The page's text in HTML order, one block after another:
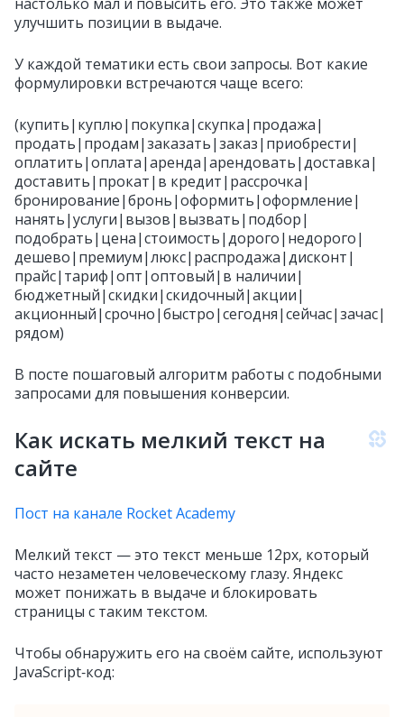
улучшить позиции в выдаче.
У каждой тематики есть свои запросы. Вот какие
формулировки встречаются чаще всего:
(купить|куплю|покупка|скупка|продажа|
продать|продам|заказать|заказ|приобрести|
оплатить|оплата|аренда|арендовать|доставка|
доставить|прокат|в кредит|рассрочка|
бронирование|бронь|оформить|оформление|
нанять|услуги|вызов|вызвать|подбор|
подобрать|цена|стоимость|дорого|недорого|
дешево|премиум|люкс|распродажа|дисконт|
прайс|тариф|опт|оптовый|в наличии|
бюджетный|скидки|скидочный|акции|
акционный|срочно|быстро|сегодня|сейчас|зачас|
рядом)
В посте пошаговый алгоритм работы с подобными
запросами для повышения конверсии.
Как искать мелкий текст на
сайте
Пост на канале Rocket Academy
Мелкий текст — это текст меньше 12px, который
часто незаметен человеческому глазу. Яндекс
может понижать в выдаче и блокировать
страницы с таким текстом.
Чтобы обнаружить его на своём сайте, используют
JavaScript‑код: